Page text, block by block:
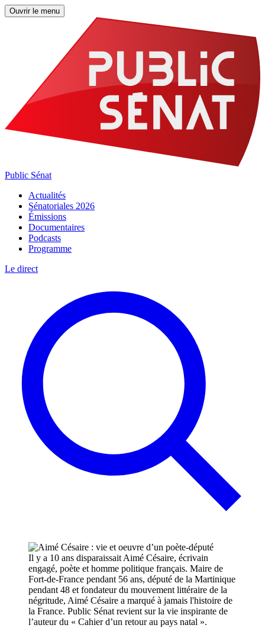
Ouvrir le menu
Public Sénat
Actualités
Sénatoriales 2026
Émissions
Documentaires
Podcasts
Programme
Le direct
Il y a 10 ans disparaissait Aimé Césaire, écrivain
engagé, poète et homme politique français. Maire de
Fort-de-France pendant 56 ans, député de la Martinique
pendant 48 et fondateur du mouvement littéraire de la
négritude, Aimé Césaire a marqué à jamais l'histoire de
la France. Public Sénat revient sur la vie inspirante de
l’auteur du « Cahier d’un retour au pays natal ».